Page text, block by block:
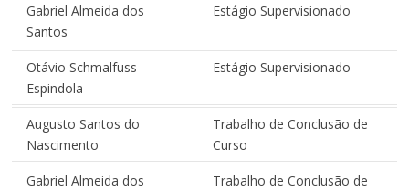
Gabriel Almeida dos
Santos
Estágio Supervisionado
Otávio Schmalfuss
Espindola
Estágio Supervisionado
Augusto Santos do
Nascimento
Trabalho de Conclusão de
Curso
Gabriel Almeida dos
Trabalho de Conclusão de